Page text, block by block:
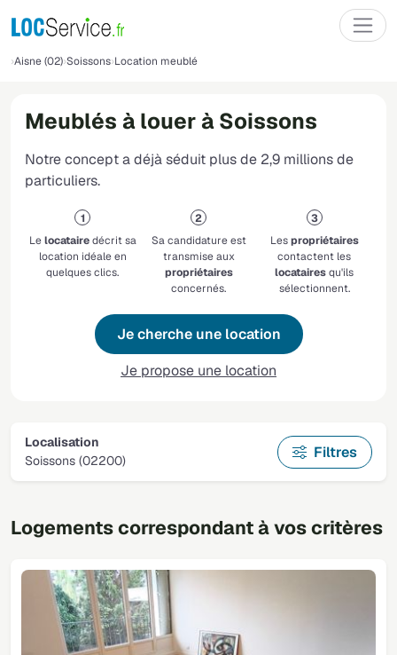
Aisne (02) Soissons Location meublé
Meublés à louer à Soissons
Notre concept a déjà séduit plus de 2,9 millions de
particuliers.
Lelocatairedécrit sa
location idéale en
quelques clics.
Sa candidature est
transmise aux
propriétaires
concernés.
Lespropriétaires
contactent les
locatairesqu'ils
sélectionnent.
Je cherche une location
Je propose une location
Localisation
Soissons (02200)
Filtres
Logements correspondant à vos critères